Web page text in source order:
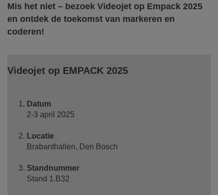
Mis het niet – bezoek Videojet op Empack 2025
en ontdek de toekomst van markeren en
coderen!
Videojet op EMPACK 2025
Datum
2-3 april 2025
Locatie
Brabanthallen, Den Bosch
Standnummer
Stand 1.B32